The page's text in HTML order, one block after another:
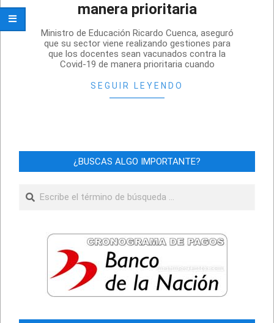
manera prioritaria
01-
Ministro de Educación Ricardo Cuenca, aseguró
que su sector viene realizando gestiones para
que los docentes sean vacunados contra la
Covid-19 de manera prioritaria cuando
SEGUIR LEYENDO
¿BUSCAS ALGO IMPORTANTE?
Buscar